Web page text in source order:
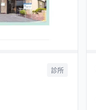
診所